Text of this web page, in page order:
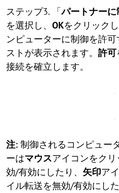
ステップ3. 「パートナー
を選択し、 OKをクリック
ンピューターに制御を許
ストが表示されます。 許可
接続を確立します。
注: 制御されるコンピュー
ーはマウスアイコンをク
効/有効にしたり、 矢印ア
イル転送を無効/有効にした